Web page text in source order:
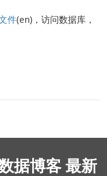
件(en)，访问数据库，
据博客 最新